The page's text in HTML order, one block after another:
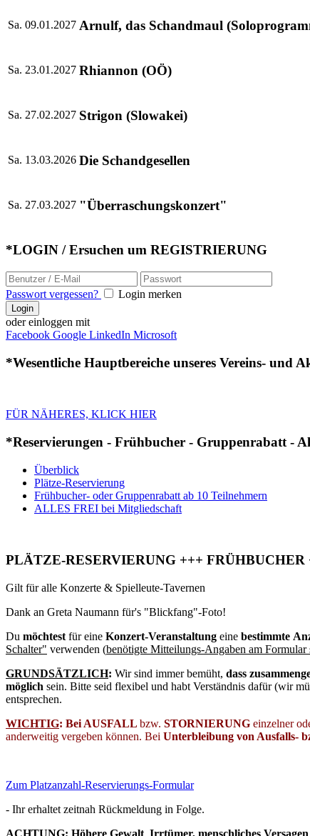
Sa. 09.01.2027 Arnulf, das Schandmaul
Sa. 23.01.2027 Rhiannon (OÖ)
Sa. 27.02.2027 Strigon (Slowakei)
Sa. 13.03.2026 Die Schandgesellen
Sa. 27.03.2027 "Überraschungskonzert"
*LOGIN / Ersuchen um REGISTRIERUNG
Passwort vergessen? Login merken
Login
oder einloggen mit
Facebook Google LinkedIn Microsoft
*Wesentliche Hauptbereiche unseres Vereins- und
FÜR NÄHERES, KLICK HIER
*Reservierungen - Frühbucher - Gruppenrabatt -
Überblick
Plätze-Reservierung
Frühbucher- oder Gruppenrabatt ab 10 Teilnehmern
ALLES FREI bei Mitgliedschaft
PLÄTZE-RESERVIERUNG +++
Gilt für alle Konzerte & Spielleute-Tavernen
Dank an Greta Naumann für's "Blickfang"-Foto!
Du möchtest für eine Konzert-Veranstaltung eine bestimmte
Schalter" verwenden (benötigte Mitteilungs-Angaben am Formular
GRUNDSÄTZLICH: Wir sind immer bemüht, dass
möglich sein. Bitte seid flexibel und habt Verständnis dafür (wir
entsprechen.
WICHTIG: Bei AUSFALL bzw. STORNIERUNG einzelner
anderweitig vergeben können. Bei Unterbleibung von Ausfalls-
Zum Platzanzahl-Reservierungs-Formular
- Ihr erhaltet zeitnah Rückmeldung in Folge.
ACHTUNG: Höhere Gewalt Irrtümer, menschliches Versagen